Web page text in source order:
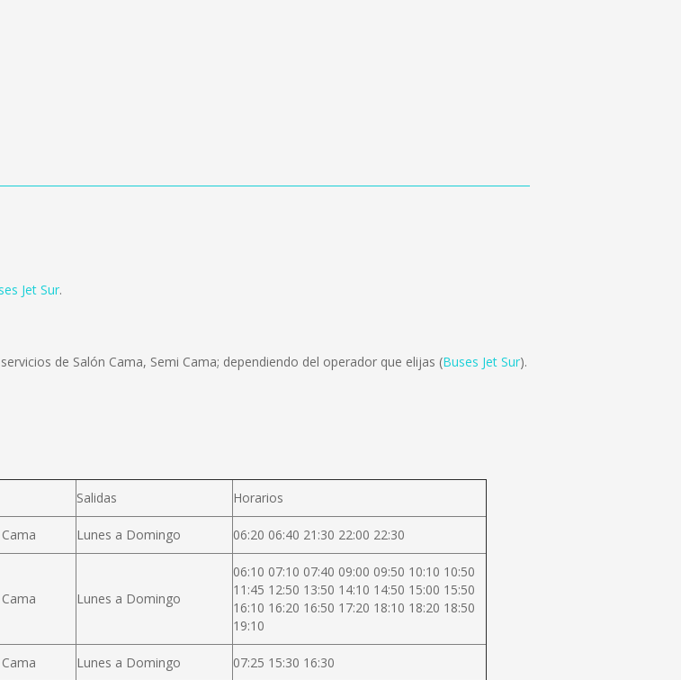
Jet Sur.
de Salón Cama, Semi Cama; dependiendo del operador que elijas (Buses Jet Sur).
Salidas Horarios
Lunes a Domingo 06:20 06:40 21:30 22:00 22:30
Lunes a Domingo
06:10 07:10 07:40 09:00 09:50 10:10 10:50
11:45 12:50 13:50 14:10 14:50 15:00 15:50
16:10 16:20 16:50 17:20 18:10 18:20 18:50
19:10
Lunes a Domingo
07:25 15:30 16:30